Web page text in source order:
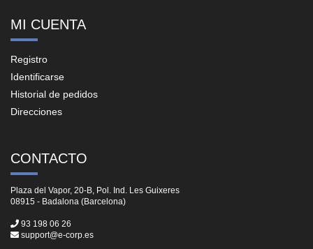
MI CUENTA
Registro
Identificarse
Historial de pedidos
Direcciones
CONTACTO
Plaza del Vapor, 20-B, Pol. Ind. Les Guixeres
08915 - Badalona (Barcelona)
93 198 06 26
support@e-corp.es